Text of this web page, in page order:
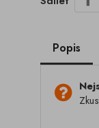
Popis